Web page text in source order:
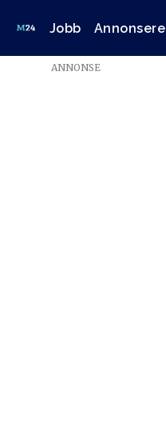
Jobb Annonsere
ANNONSE